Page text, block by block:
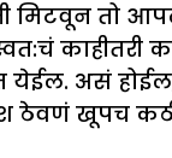
मिटवून तो
येईल. असं
ठेवणं खूपच